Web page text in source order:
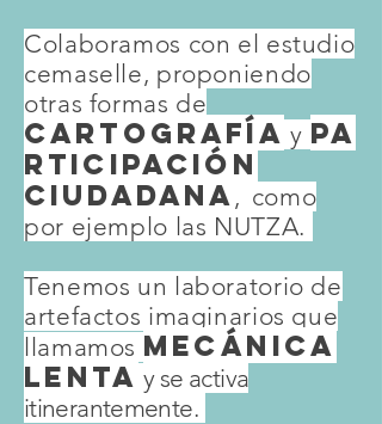
Colaboramos con el estudio
cemaselle, proponiendo
otras formas de
CARTOGRAFÍA y pa
rticipación
CIUDADANA , como
por ejemplo las NUTZA.
Tenemos un laboratorio de
artefactos imaginarios que
llamamos mecánica
lenta y se activa
itinerantemente.